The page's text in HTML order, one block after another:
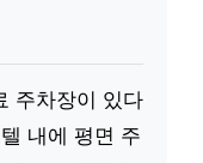
주차장이 있다
내에 평면 주